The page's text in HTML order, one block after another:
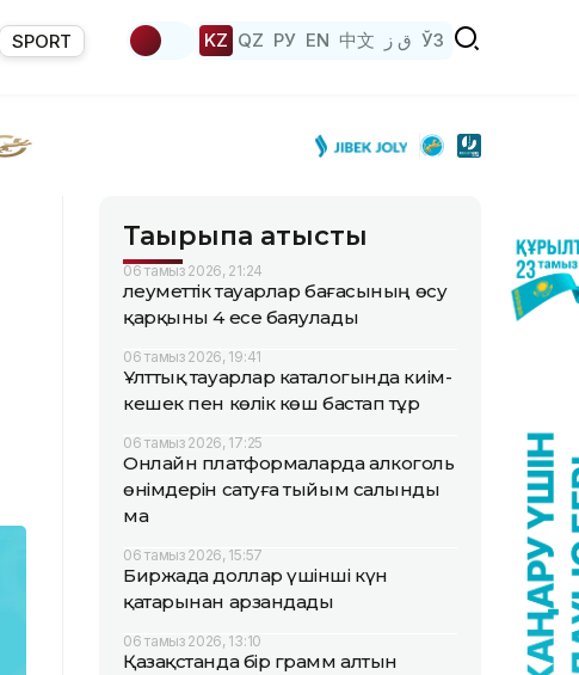
SPORT KZ QZ РУ EN 中文 ق ز ЎЗ
Тақырыпқа қатысты
06 тамыз 2026, 21:24
Әлеуметтік тауарлар бағасының өсу
қарқыны 4 есе баяулады
06 тамыз 2026, 19:41
Ұлттық тауарлар каталогында киім-
кешек пен көлік көш бастап тұр
06 тамыз 2026, 17:25
Онлайн платформаларда алкоголь
өнімдерін сатуға тыйым салынды
ма
06 тамыз 2026, 15:57
Биржада доллар үшінші күн
қатарынан арзандады
06 тамыз 2026, 13:10
Қазақстанда бір грамм алтын